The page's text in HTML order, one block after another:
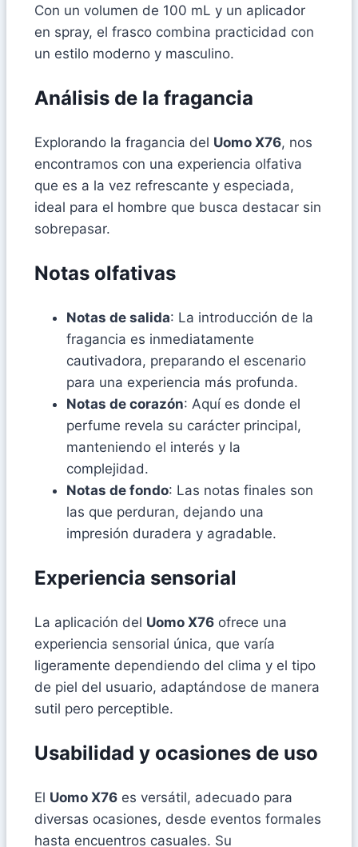
Con un volumen de 100 mL y un aplicador
en spray, el frasco combina practicidad con
un estilo moderno y masculino.
Análisis de la fragancia
Explorando la fragancia del Uomo X76, nos
encontramos con una experiencia olfativa
que es a la vez refrescante y especiada,
ideal para el hombre que busca destacar sin
sobrepasar.
Notas olfativas
Notas de salida: La introducción de la
fragancia es inmediatamente
cautivadora, preparando el escenario
para una experiencia más profunda.
Notas de corazón: Aquí es donde el
perfume revela su carácter principal,
manteniendo el interés y la
complejidad.
Notas de fondo: Las notas finales son
las que perduran, dejando una
impresión duradera y agradable.
Experiencia sensorial
La aplicación del Uomo X76 ofrece una
experiencia sensorial única, que varía
ligeramente dependiendo del clima y el tipo
de piel del usuario, adaptándose de manera
sutil pero perceptible.
Usabilidad y ocasiones de uso
El Uomo X76 es versátil, adecuado para
diversas ocasiones, desde eventos formales
hasta encuentros casuales. Su